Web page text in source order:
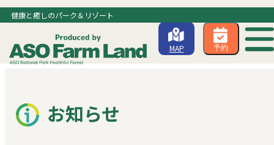
健康と癒しのパーク＆リゾート
MAP 予約
お知らせ